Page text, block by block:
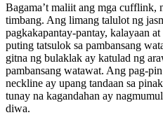
Bagama’t maliit ang mga cufflink,
timbang. Ang limang talulot ng
pagkakapantay-pantay, kalayaan
puting tatsulok sa pambansang
gitna ng bulaklak ay katulad ng
pambansang watawat. Ang pag-
neckline ay upang tandaan sa
tunay na kagandahan ay
diwa.